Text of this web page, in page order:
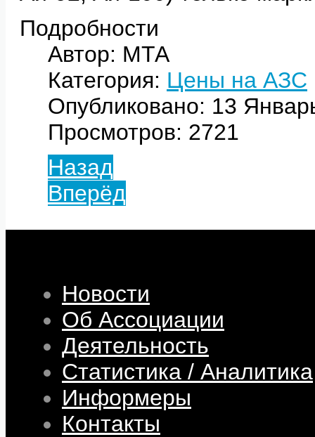
Подробности
Автор: МТА
Категория: Цены на АЗС
Опубликовано: 13
Просмотров: 2721
Назад
Вперёд
Новости
Об Ассоциации
Деятельность
Статистика / Аналитика
Информеры
Контакты